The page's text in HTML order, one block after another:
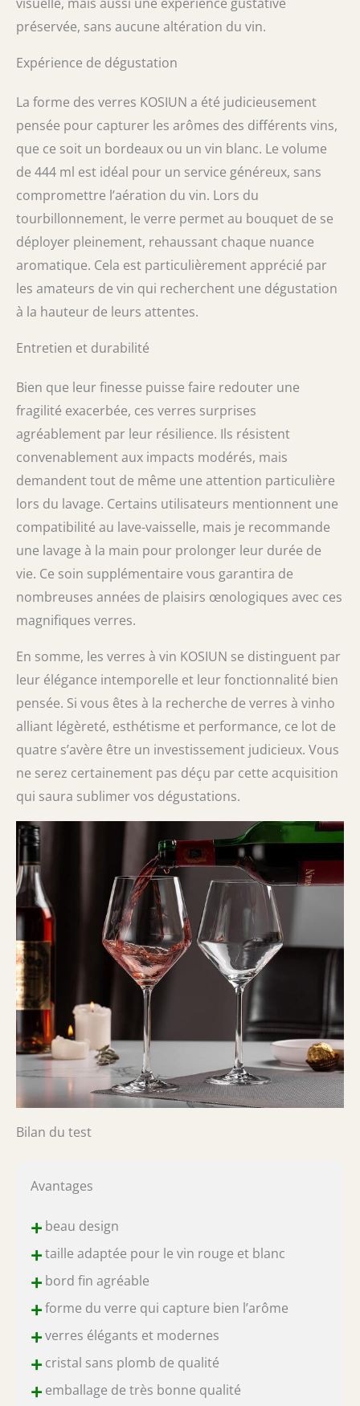
préservée, sans aucune altération du vin.
Expérience de dégustation
La forme des verres KOSIUN a été judicieusement
pensée pour capturer les arômes des différents vins,
que ce soit un bordeaux ou un vin blanc. Le volume
de 444 ml est idéal pour un service généreux, sans
compromettre l’aération du vin. Lors du
tourbillonnement, le verre permet au bouquet de se
déployer pleinement, rehaussant chaque nuance
aromatique. Cela est particulièrement apprécié par
les amateurs de vin qui recherchent une dégustation
à la hauteur de leurs attentes.
Entretien et durabilité
Bien que leur finesse puisse faire redouter une
fragilité exacerbée, ces verres surprises
agréablement par leur résilience. Ils résistent
convenablement aux impacts modérés, mais
demandent tout de même une attention particulière
lors du lavage. Certains utilisateurs mentionnent une
compatibilité au lave-vaisselle, mais je recommande
une lavage à la main pour prolonger leur durée de
vie. Ce soin supplémentaire vous garantira de
nombreuses années de plaisirs œnologiques avec ces
magnifiques verres.
En somme, les verres à vin KOSIUN se distinguent par
leur élégance intemporelle et leur fonctionnalité bien
pensée. Si vous êtes à la recherche de verres à vinho
alliant légèreté, esthétisme et performance, ce lot de
quatre s’avère être un investissement judicieux. Vous
ne serez certainement pas déçu par cette acquisition
qui saura sublimer vos dégustations.
Bilan du test
Avantages
+beau design
+taille adaptée pour le vin rouge et blanc
+bord fin agréable
+forme du verre qui capture bien l’arôme
+verres élégants et modernes
+cristal sans plomb de qualité
+emballage de très bonne qualité